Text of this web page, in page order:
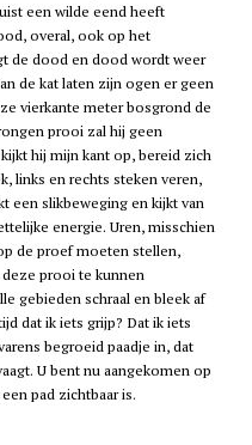
een wilde eend heeft
overal, ook op het
de dood en dood wordt weer
de kat laten zijn ogen er geen
vierkante meter bosgrond de
prooi zal hij geen
hij mijn kant op, bereid zich
links en rechts steken veren,
een slikbeweging en kijkt van
energie. Uren, misschien
de proef moeten stellen,
prooi te kunnen
gebieden schraal en bleek af
dat ik iets grijp? Dat ik iets
begroeid paadje in, dat
U bent nu aangekomen op
pad zichtbaar is.